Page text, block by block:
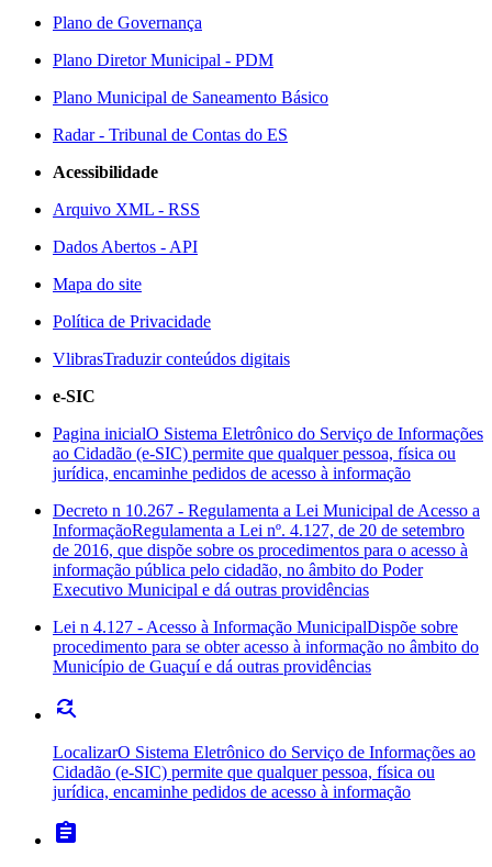
Plano de Governança
Plano Diretor Municipal - PDM
Plano Municipal de Saneamento Básico
Radar - Tribunal de Contas do ES
Acessibilidade
Arquivo XML - RSS
Dados Abertos - API
Mapa do site
Política de Privacidade
VlibrasTraduzir conteúdos digitais
e-SIC
Pagina inicialO Sistema Eletrônico do Serviço de Informações
ao Cidadão (e-SIC) permite que qualquer pessoa, física ou
jurídica, encaminhe pedidos de acesso à informação
Decreto n 10.267 - Regulamenta a Lei Municipal de Acesso a
InformaçãoRegulamenta a Lei nº. 4.127, de 20 de setembro
de 2016, que dispõe sobre os procedimentos para o acesso à
informação pública pelo cidadão, no âmbito do Poder
Executivo Municipal e dá outras providências
Lei n 4.127 - Acesso à Informação MunicipalDispõe sobre
procedimento para se obter acesso à informação no âmbito do
Município de Guaçuí e dá outras providências
find_replace
LocalizarO Sistema Eletrônico do Serviço de Informações ao
Cidadão (e-SIC) permite que qualquer pessoa, física ou
jurídica, encaminhe pedidos de acesso à informação
assignment